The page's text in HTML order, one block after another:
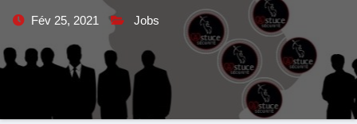
Fév 25, 2021 Jobs